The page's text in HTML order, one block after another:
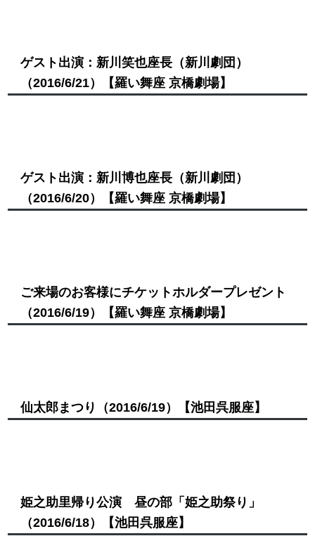
ゲスト出演：新川笑也座長（新川劇団）
（2016/6/21）
【羅い舞座 京橋劇場】
ゲスト出演：新川博也座長（新川劇団）
（2016/6/20）
【羅い舞座 京橋劇場】
ご来場のお客様にチケットホルダープレゼント
（2016/6/19）
【羅い舞座 京橋劇場】
仙太郎まつり （2016/6/19） 【池田呉服座】
姫之助里帰り公演 昼の部「姫之助祭り」
（2016/6/18）
【池田呉服座】